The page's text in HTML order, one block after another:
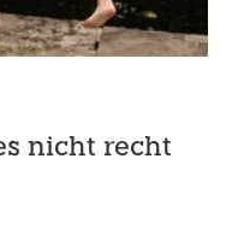
nicht recht